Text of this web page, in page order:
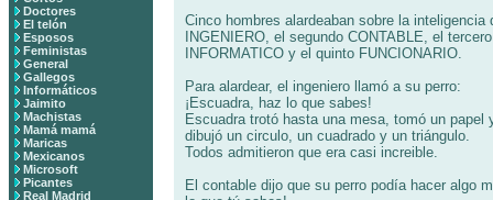
Doctores
El telón
Esposos
Feministas
General
Gallegos
Informáticos
Jaimito
Machistas
Mamá mamá
Maricas
Mexicanos
Microsoft
Picantes
Real Madrid
Cinco hombres alardeaban sobre la
INGENIERO, el segundo CONTABLE, el
INFORMATICO y el quinto FUNCIONARIO.
Para alardear, el ingeniero llamó a su perro:
¡Escuadra, haz lo que sabes!
Escuadra trotó hasta una mesa, tomó un papel
dibujó un circulo, un cuadrado y un triángulo.
Todos admitieron que era casi increible.
El contable dijo que su perro podía hacer algo